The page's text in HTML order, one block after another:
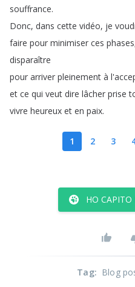
souffrance.
Donc, dans cette vidéo, je
faire pour minimiser ces phases
disparaître
pour arriver pleinement à
et ce qui veut dire lâcher prise
vivre heureux et en paix.
1 2 3
HO CAPITO
Tag: Blog